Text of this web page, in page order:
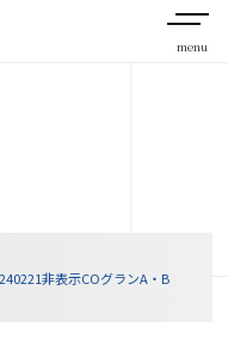
menu
240221非表示COグランA・B